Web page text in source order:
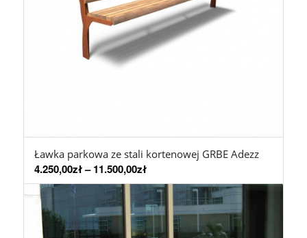
Ławka parkowa ze stali kortenowej GRBE Adezz
4.250,00zł–11.500,00zł